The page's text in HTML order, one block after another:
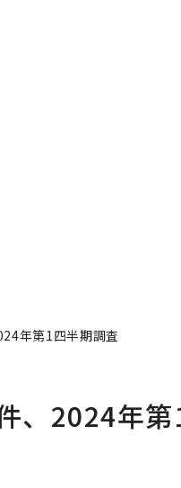
年第1四半期調査
、2024年第